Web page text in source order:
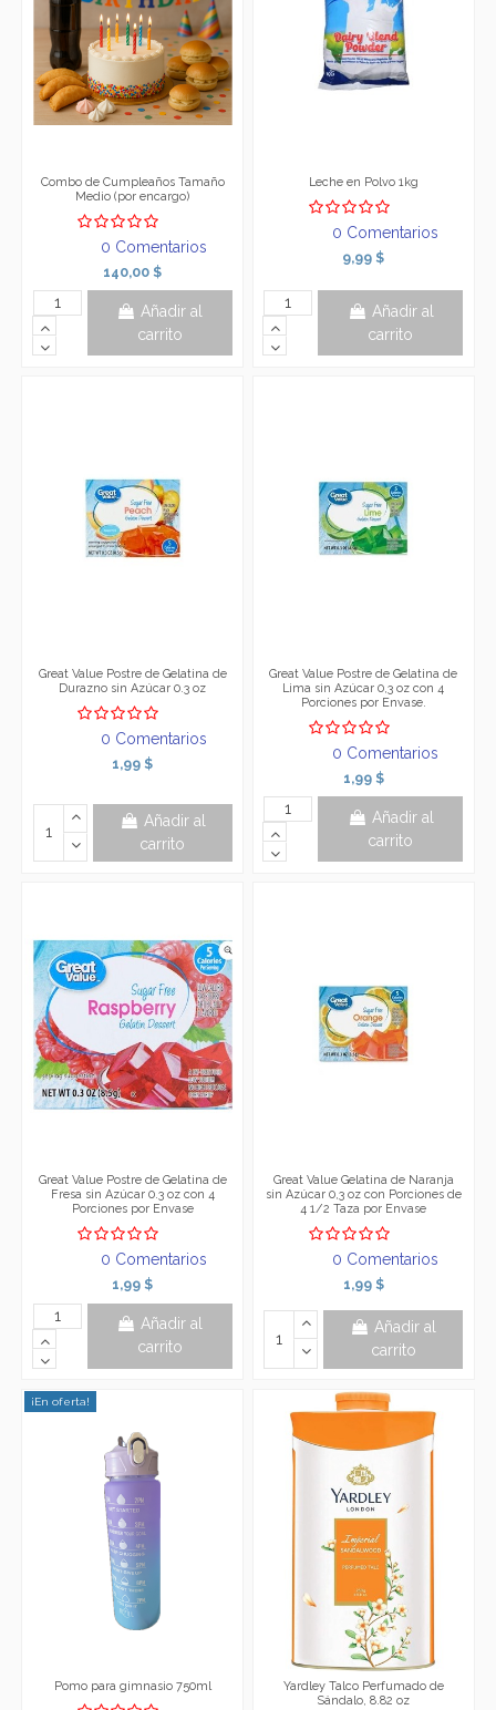
Combo de Cumpleaños Tamaño
Medio (por encargo)
0 Comentarios
140,00 $
Añadir al
carrito
Leche en Polvo 1kg
0 Comentarios
9,99 $
Añadir al
carrito
Great Value Postre de Gelatina de
Durazno sin Azúcar 0.3 oz
0 Comentarios
1,99 $
Añadir al
carrito
Great Value Postre de Gelatina de
Lima sin Azúcar 0,3 oz con 4
Porciones por Envase.
0 Comentarios
1,99 $
Añadir al
carrito
Great Value Postre de Gelatina de
Fresa sin Azúcar 0.3 oz con 4
Porciones por Envase
0 Comentarios
1,99 $
Añadir al
carrito
Great Value Gelatina de Naranja
sin Azúcar 0,3 oz con Porciones de
4 1/2 Taza por Envase
0 Comentarios
1,99 $
Añadir al
carrito
¡En oferta!
Pomo para gimnasio 750ml
Yardley Talco Perfumado de
Sándalo, 8.82 oz